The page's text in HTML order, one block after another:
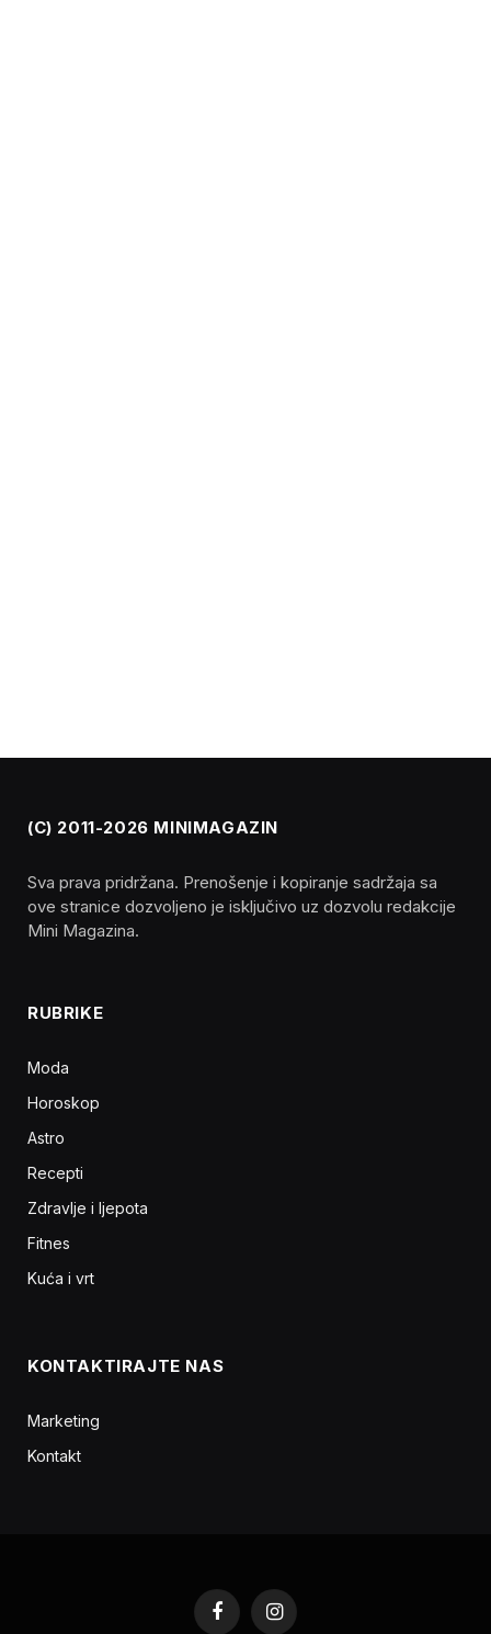
(C) 2011-2026 MINIMAGAZIN
Sva prava pridržana. Prenošenje i kopiranje sadržaja sa
ove stranice dozvoljeno je isključivo uz dozvolu redakcije
Mini Magazina.
RUBRIKE
Moda
Horoskop
Astro
Recepti
Zdravlje i ljepota
Fitnes
Kuća i vrt
KONTAKTIRAJTE NAS
Marketing
Kontakt
FacebookInstagram